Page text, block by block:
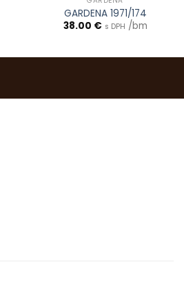
GARDENA 1971/174
38.00 € s DPH /bm